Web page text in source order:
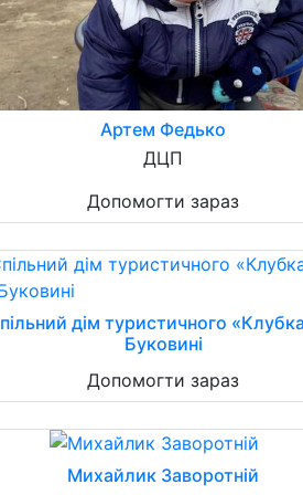
Артем Федько
ДЦП
Допомогти зараз
дім туристичного
Буковині
Допомогти зараз
Михайлик Заворотній